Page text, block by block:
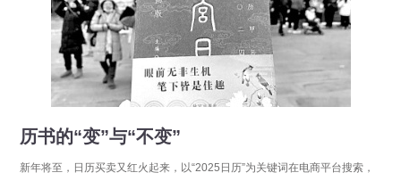
历书的“变”与“不变”
新年将至，日历买卖又红火起来，以“2025日历”为关键词在电商平台搜索，